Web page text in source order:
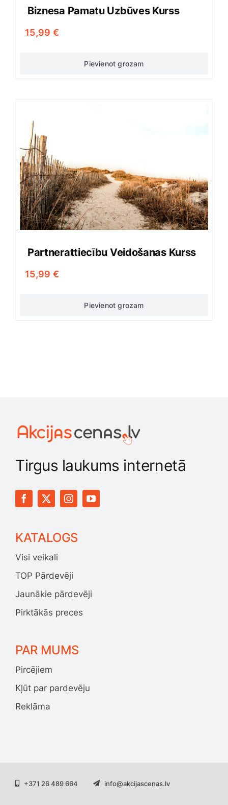
Biznesa Pamatu Uzbūves Kurss
15,99 €
Pievienot grozam
Partnerattiecību Veidošanas Kurss
15,99 €
Pievienot grozam
Tirgus laukums internetā
KATALOGS
Visi veikali
TOP Pārdevēji
Jaunākie pārdevēji
Pirktākās preces
PAR MUMS
Pircējiem
Kļūt par pardevēju
Reklāma
+371 26 489 664 info@akcijascenas.lv